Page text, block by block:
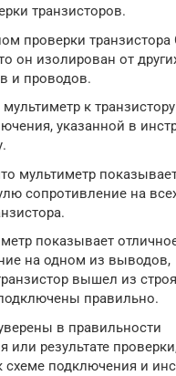
транзисторов.
проверки транзистора
он изолирован от
и проводов.
к
указанной в
мультиметр
сопротивление на
показывает
на одном из выводов,
вышел из
правильно.
в правильности
или результате
схеме подключения и